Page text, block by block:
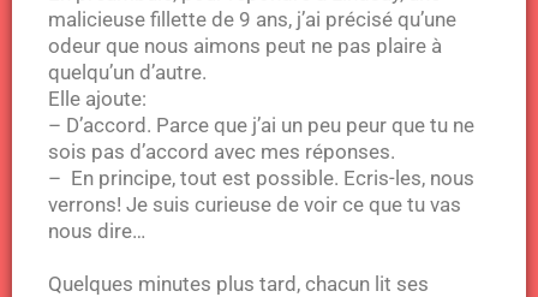
malicieuse fillette de 9 ans, j’ai précisé qu’une
odeur que nous aimons peut ne pas plaire à
quelqu’un d’autre.
Elle ajoute:
– D’accord. Parce que j’ai un peu peur que tu ne
sois pas d’accord avec mes réponses.
– En principe, tout est possible. Ecris-les, nous
verrons! Je suis curieuse de voir ce que tu vas
nous dire…
Quelques minutes plus tard, chacun lit ses